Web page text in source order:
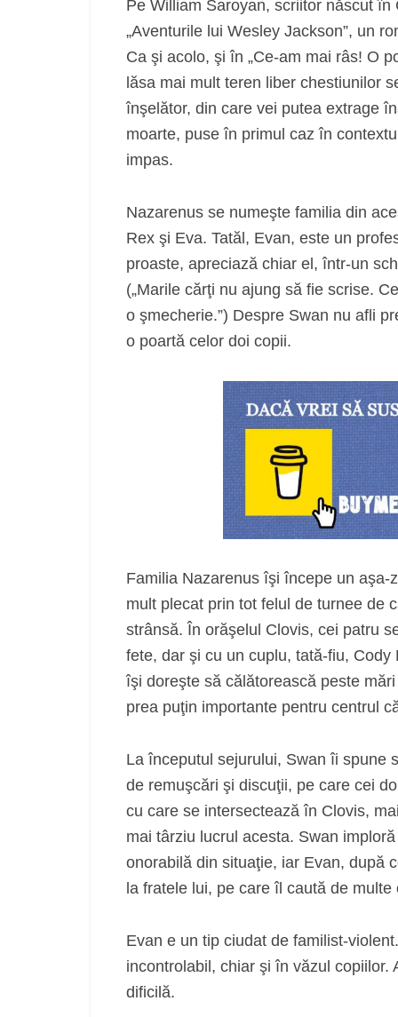
Pe William Saroyan, scriitor născut
„Aventurile lui Wesley Jackson”, un
Ca şi acolo, şi în „Ce-am mai râs! O
lăsa mai mult teren liber chestiunilor
înşelător, din care vei putea extrage
moarte, puse în primul caz în
impas.
Nazarenus se numeşte familia din
Rex şi Eva. Tatăl, Evan, este un
proaste, apreciază chiar el, într-un
(„Marile cărţi nu ajung să fie scrise.
o şmecherie.”) Despre Swan nu afli
o poartă celor doi copii.
Familia Nazarenus îşi începe un
mult plecat prin tot felul de turnee de
strânsă. În orăşelul Clovis, cei patru
fete, dar şi cu un cuplu, tată-fiu,
îşi doreşte să călătorească peste
prea puţin importante pentru centrul
La începutul sejurului, Swan îi spune
de remuşcări şi discuţii, pe care cei
cu care se intersectează în Clovis,
mai târziu lucrul acesta. Swan
onorabilă din situaţie, iar Evan, după
la fratele lui, pe care îl caută de multe
Evan e un tip ciudat de familist-
incontrolabil, chiar şi în văzul
dificilă.